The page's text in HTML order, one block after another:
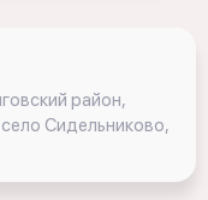
район,
Сидельниково,